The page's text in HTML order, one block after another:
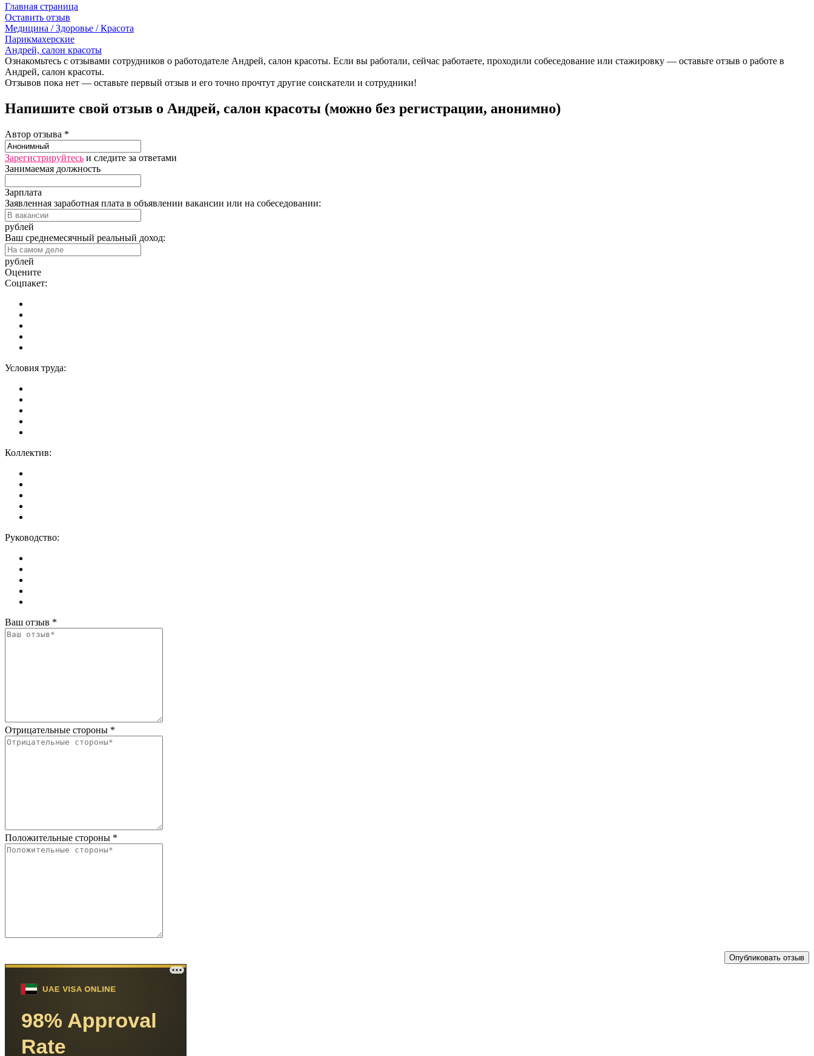
Главная страница
Оставить отзыв
Медицина / Здоровье / Красота
Парикмахерские
Андрей, салон красоты
Ознакомьтесь с отзывами сотрудников о работодателе Андрей, салон красоты. Если вы работали, сейчас работаете, проходили собеседование или стажировку — оставьте отзыв о работе в
Андрей, салон красоты.
Отзывов пока нет — оставьте первый отзыв и его точно прочтут другие соискатели и сотрудники!
Напишите свой отзыв о Андрей, салон красоты (можно без регистрации, анонимно)
Автор отзыва *
Зарегистрируйтесь и следите за ответами
Занимаемая должность
Зарплата
Заявленная заработная плата в объявлении вакансии или на собеседовании:
рублей
Ваш среднемесячный реальный доход:
рублей
Оцените
Соцпакет:
Условия труда:
Коллектив:
Руководство:
Ваш отзыв *
Отрицательные стороны *
Положительные стороны *